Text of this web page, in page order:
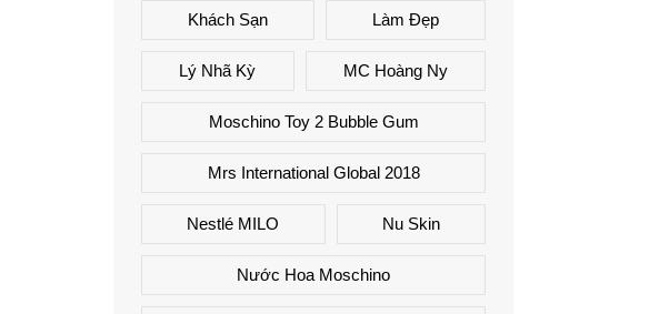
Khách Sạn Làm Đẹp
Lý Nhã Kỳ MC Hoàng Ny
Moschino Toy 2 Bubble Gum
Mrs International Global 2018
Nestlé MILO Nu Skin
Nước Hoa Moschino